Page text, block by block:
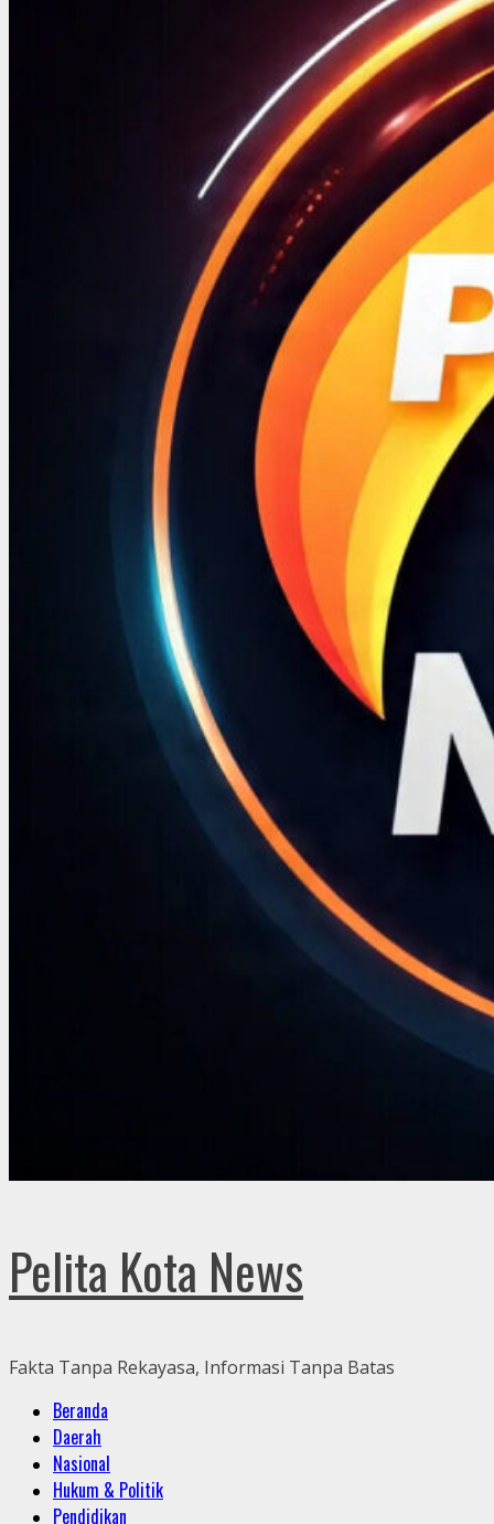
Pelita Kota News
Fakta Tanpa Rekayasa, Informasi Tanpa Batas
Primary
Menu
Beranda
Daerah
Nasional
Hukum & Politik
Pendidikan